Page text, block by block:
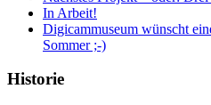
In Arbeit!
Digicammuseum wünscht
Sommer ;-)
Historie